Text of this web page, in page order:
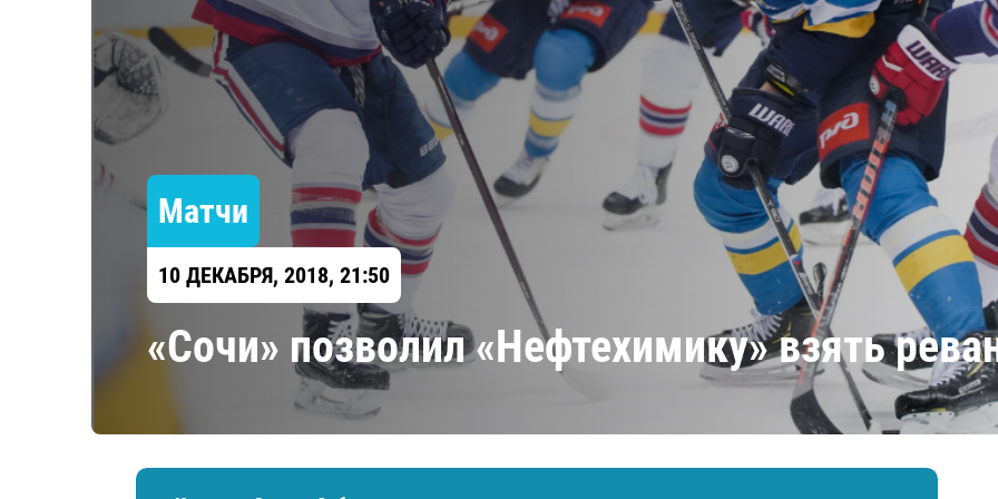
Локомотив
Северсталь
Шанхайские Драконы
Амур
Барыс
Салават Юлаев
Сибирь
Матчи
10 ДЕКАБРЯ, 2018, 21:50
«Сочи» позволил «Нефтехимику» взять